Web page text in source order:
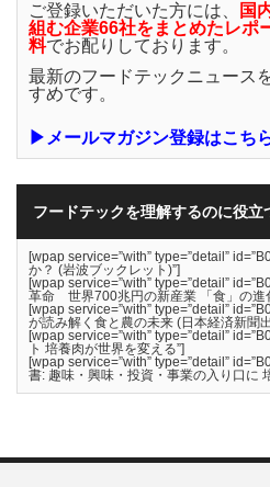
ご登録いただいた方には、
国
組む企業66社をまとめたレポ
料でお配りしております。
最新のフードテックニュース
すめです。
▶メールマガジン登録はこち
フードテックを理解するのに役立
[wpap service=”with” type=”detail”
か？ (岩波ブックレット)”]
[wpap service=”with” type=”detail”
革命 世界700兆円の新産業 「食」の進
[wpap service=”with” type=”detail”
が読み解く食と農の未来 (日本経済新聞
[wpap service=”with” type=”detail”
ト 培養肉が世界を変える”]
[wpap service=”with” type=”detail”
書: 趣味・興味・投資・事業の入り口に